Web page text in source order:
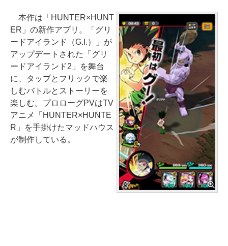
本作は「HUNTER×HUNT
ER」の新作アプリ。「グリ
ードアイランド（G.I.）」が
アップデートされた「グリ
ードアイランド2」を舞台
に、タップとフリックで楽
しむバトルとストーリーを
楽しむ。プロローグPVはTV
アニメ「HUNTER×HUNTE
R」を手掛けたマッドハウス
が制作している。